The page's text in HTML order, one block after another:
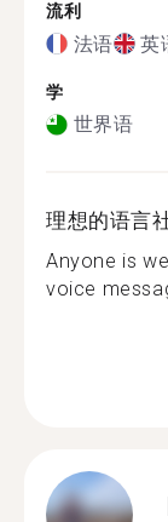
流利
法语 英
学
世界语
理想的语言
Anyone is
voice